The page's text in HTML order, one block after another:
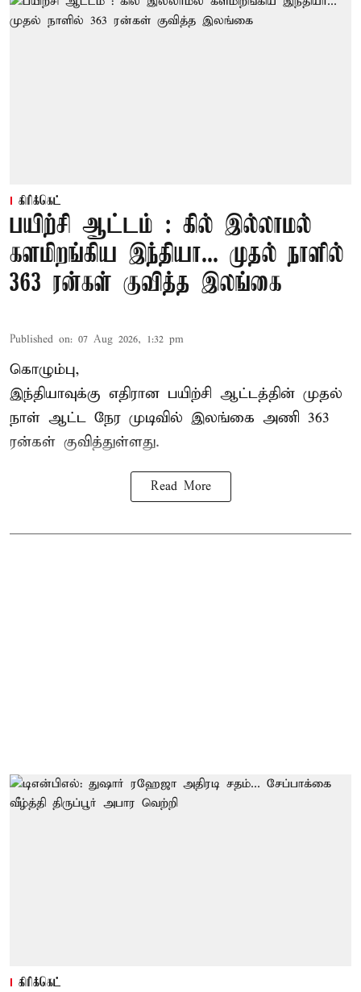
கிரிக்கெட்
பயிற்சி ஆட்டம் : கில் இல்லாமல்
களமிறங்கிய இந்தியா... முதல் நாளில்
363 ரன்கள் குவித்த இலங்கை
Published on: 07 Aug 2026, 1:32 pm
கொழும்பு,
இந்தியாவுக்கு எதிரான பயிற்சி ஆட்டத்தின் முதல்
நாள் ஆட்ட நேர முடிவில் இலங்கை அணி 363
ரன்கள் குவித்துள்ளது.
Read More
கிரிக்கெட்